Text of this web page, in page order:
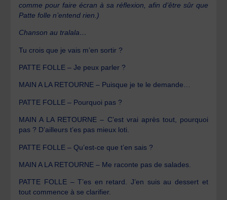
comme pour faire écran à sa réflexion, afin d’être sûr que
Patte folle n’entend rien.)
Chanson au tralala…
Tu crois que je vais m’en sortir ?
PATTE FOLLE – Je peux parler ?
MAIN A LA RETOURNE – Puisque je te le demande…
PATTE FOLLE – Pourquoi pas ?
MAIN A LA RETOURNE – C’est vrai après tout, pourquoi
pas ? D’ailleurs t’es pas mieux loti.
PATTE FOLLE – Qu’est-ce que t’en sais ?
MAIN A LA RETOURNE – Me raconte pas de salades.
PATTE FOLLE – T’es en retard. J’en suis au dessert et
tout commence à se clarifier.